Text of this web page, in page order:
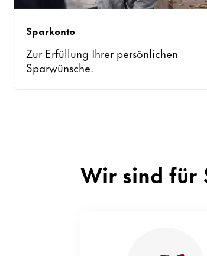
Sparkonto
Zur Erfüllung Ihrer persönlichen
Sparwünsche.
Wir sind für